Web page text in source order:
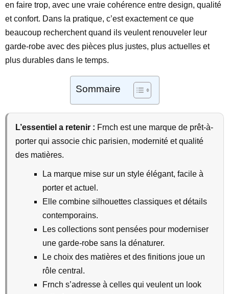
en faire trop, avec une vraie cohérence entre design, qualité
et confort. Dans la pratique, c’est exactement ce que
beaucoup recherchent quand ils veulent renouveler leur
garde-robe avec des pièces plus justes, plus actuelles et
plus durables dans le temps.
Sommaire
L’essentiel a retenir : Frnch est une marque de prêt-à-
porter qui associe chic parisien, modernité et qualité
des matières.
La marque mise sur un style élégant, facile à
porter et actuel.
Elle combine silhouettes classiques et détails
contemporains.
Les collections sont pensées pour moderniser
une garde-robe sans la dénaturer.
Le choix des matières et des finitions joue un
rôle central.
Frnch s’adresse à celles qui veulent un look